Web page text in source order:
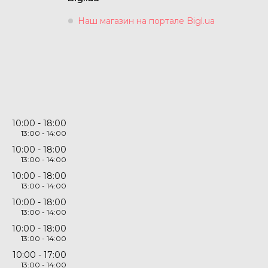
Наш магазин на портале Bigl.ua
10:00 18:00
13:00 14:00
10:00 18:00
13:00 14:00
10:00 18:00
13:00 14:00
10:00 18:00
13:00 14:00
10:00 18:00
13:00 14:00
10:00 17:00
13:00 14:00